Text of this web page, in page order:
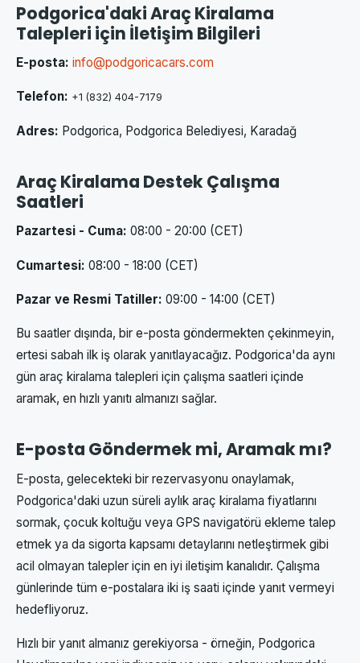
Podgorica'daki Araç Kiralama
Talepleri için İletişim Bilgileri
E-posta: info@podgoricacars.com
Telefon: +1 (832) 404-7179
Adres: Podgorica, Podgorica Belediyesi, Karadağ
Araç Kiralama Destek Çalışma
Saatleri
Pazartesi - Cuma: 08:00 - 20:00 (CET)
Cumartesi: 08:00 - 18:00 (CET)
Pazar ve Resmi Tatiller: 09:00 - 14:00 (CET)
Bu saatler dışında, bir e-posta göndermekten çekinmeyin,
ertesi sabah ilk iş olarak yanıtlayacağız. Podgorica'da aynı
gün araç kiralama talepleri için çalışma saatleri içinde
aramak, en hızlı yanıtı almanızı sağlar.
E-posta Göndermek mi, Aramak mı?
E-posta, gelecekteki bir rezervasyonu onaylamak,
Podgorica'daki uzun süreli aylık araç kiralama fiyatlarını
sormak, çocuk koltuğu veya GPS navigatörü ekleme talep
etmek ya da sigorta kapsamı detaylarını netleştirmek gibi
acil olmayan talepler için en iyi iletişim kanalıdır. Çalışma
günlerinde tüm e-postalara iki iş saati içinde yanıt vermeyi
hedefliyoruz.
Hızlı bir yanıt almanız gerekiyorsa - örneğin, Podgorica